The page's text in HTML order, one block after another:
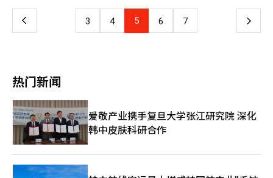
点，而不是店铺数量。这也是易买得致力于加强物流、数据和会员
的原因。最近的业绩趋势与核心业务竞争力的恢复有关。Traders
的增长势头、成本效率化、主要子公司盈利能力的改善是市场关注
争力、线下运营经验以及与新世界集团子公司的协同效应，都是难
以轻易复制的。这是曾经主导一个时代的流通平台积累的资产。挑
战也不少。与在线平台的价格竞争持续，人工成本和物流成本的压
力也在增加。大型店铺的运营成本结构性较高。年轻消费者要求更
快、更新、更便捷的体验。如果线下店铺不能成为必去之地，竞争
可能会更加艰难。易买得正处于从大型超市运营企业向生活平台企
业转型的过渡期。需要构建一个不仅仅停留在食品销售，而是连接
客户日常消费的结构。店铺不再是简单的商品存放空间，而是品
牌、体验和物流枢纽共同运作的空间。如果说昌东店的时代为韩国
体验。新世界迅速适应这一变化，致力于引进高端品牌和提升店铺
档次，加强食品馆的竞争力。江南店是一个典型案例。与首尔高速
与现代更新共存的空间。新世界百货的竞争力来自于商品组合能
化上投入了大量精力。百货店的食品馆不再是简单的购物空间，而
是成为“目的地”，这背后是新世界的策划能力。消费者光顾百货
店的理由从商品购买扩展到体验消费。当然，零售环境变化迅速。
随着在线购物成为日常，百货店的未来受到质疑。价格比较变得容
易，配送速度加快。仅凭线下店铺的空间和位置已难以吸引顾客。
新世界则通过加强空间竞争力来应对。星野和综合购物中心、奢侈
品奥特莱斯的扩展是这一策略的延续。它们不仅是销售空间，更是
度。29日正式开业时，将推出限量“超级包”促销活动，价值约
1500元的商品以299元出售，吸引初期顾客。无印良品的这一举措
关键，因为这里是全球最大的时尚消费市场，趋势变化快，线上线
下消费融合活跃。无印良品还在加强产品组合，推出更多功能性户
外服装，以“性价比时尚”策略吸引年轻消费者。无印良品的发言
人表示：“第三家门店的开业标志着我们在上海主要商圈的线下扩
展，这将进一步增加顾客流量。”※ 本报道经人工智能（AI）系统
翻译与编辑。
上 3 4 5 6 7 下
热门新闻
爱敬产业携手复旦大学张江研究院 深化
韩中皮肤科研合作